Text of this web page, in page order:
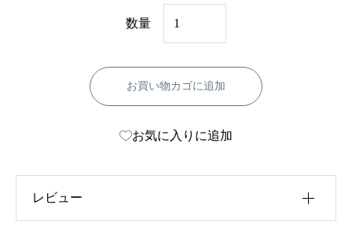
リ
ト
ル
ヴ
レ
2
数量
お買い物カゴに追加
お気に入りに追加
レビュー